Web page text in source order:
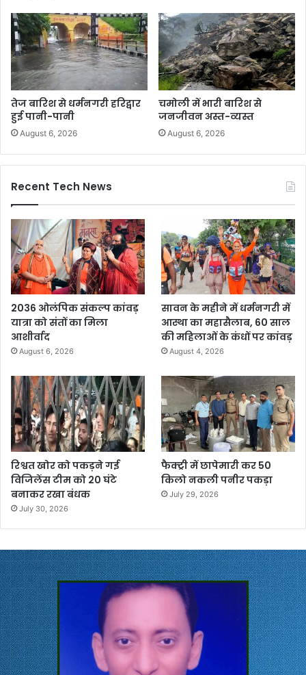
तेज बारिश से धर्मनगरी हरिद्वार
हुई पानी-पानी
August 6, 2026
चमोली में भारी बारिश से
जनजीवन अस्त-व्यस्त
August 6, 2026
Recent Tech News
2036 ओलंपिक संकल्प कांवड़
यात्रा को संतों का मिला
आशीर्वाद
August 6, 2026
सावन के महीने में धर्मनगरी में
आस्था का महासैलाब, 60 साल
की महिलाओं के कंधों पर कांवड़
August 4, 2026
रिश्वत खोर को पकड़ने गई
विजिलेंस टीम को 20 घंटे
बनाकर रखा बंधक
July 30, 2026
फैक्ट्री में छापेमारी कर 50
किलो नकली पनीर पकड़ा
July 29, 2026